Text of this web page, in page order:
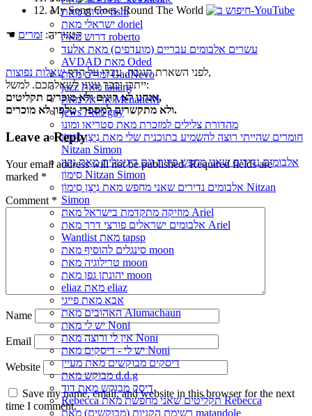
ילדות מאת fishi
ישראלי מאת doriel
דרוש מאת roberto
עשרים אלבומים עבריים (מועדפים) מאת אלעד
AVDAD מאת Oded
זמרים מאת GadNevo
jazz מאת taliarg
אריאל מאת MenaheM
jews מאת guy
מהדורת צלילים למזכרת מאת סטריאו ומונו
חומרים שהייתי רוצה להשמיע בתוכנית שלי מאת נִיצָן סִימוֹן
Nitzan Simon
אלבומים נדירים שאני מחפש פיזית וגם דיגיטלית מאת נִיצָן
סִימוֹן Nitzan Simon
אלבומים נדירים שאני מחפש מאת נִיצָן סִימוֹן Nitzan
Simon
מוזיקה מתקדמת בישראל מאת Ariel
אלבומים ישראלים פורצי דרך מאת Ariel
Wantlist מאת tapsp
סינגלים להוסיף מאת moon
טרילוגיה מאת moon
יהונתן גפן מאת moon
eliaz מאת eliaz
אבא מאת פייגי
האהובים מאת Alumachaun
יש לי מאת Noni
אין לי ורוצה מאת Noni
יש לי - דיסקים מאת Noni
דיסקים מבוקשים מאת מעיין
מבוקש מאת d.d.g
דיסק מבוקש מאת דוד
Rebecca תקליטים שאני מחפשת מאת Rebecca
רשימת הקניות (מבוקשים) מאת matandole
12. My Song Goes ‘Round The World
☚ קטגוריה: זמרים
לפני השארת תגובה, עברו על הדףשאלות נפוצות
,
ייתכן וכבר ענינו לשאלתכם. למשל:
אנחנו לא קונים ולא מוכרים תקליטים,
ולא מתקשרים למספרי טלפון לא מוכרים.
Leave a Reply
Your email address will not be published. Required fields are
marked *
Comment *
Name
Email
Website
Save my name, email, and website in this browser for the next
time I comment.